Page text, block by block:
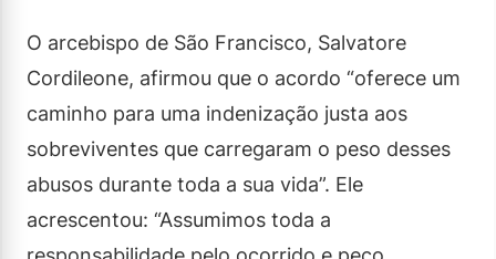
O arcebispo de São Francisco, Salvatore
Cordileone, afirmou que o acordo “oferece um
caminho para uma indenização justa aos
sobreviventes que carregaram o peso desses
abusos durante toda a sua vida”. Ele
acrescentou: “Assumimos toda a